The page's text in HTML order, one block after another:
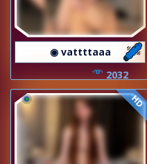
◉ vattttaaa
2032
HD